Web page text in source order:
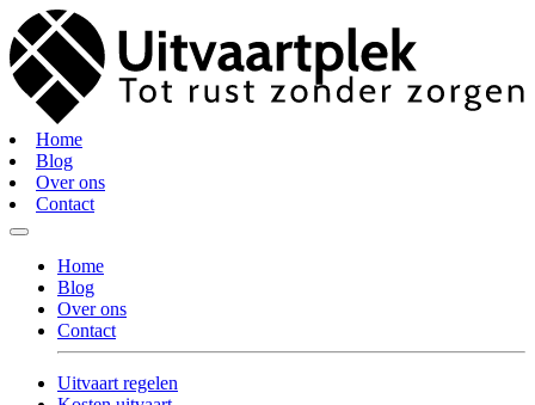
Home
Blog
Over ons
Contact
Home
Blog
Over ons
Contact
Uitvaart regelen